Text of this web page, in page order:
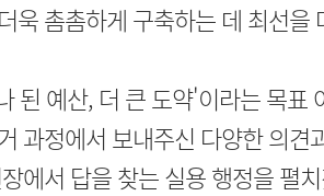
욱 촘촘하게 구축하는 데 최선을
된 예산, 더 큰 도약'이라는 목표
과정에서 보내주신 다양한 의
에서 답을 찾는 실용 행정을 펼